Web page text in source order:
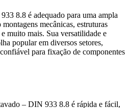
8.8 é adequado para uma ampla
mecânicas, estruturas
muito mais. Sua versatilidade e
popular em diversos setores,
para fixação de componentes
– DIN 933 8.8 é rápida e fácil,